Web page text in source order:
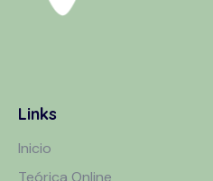
Links
Inicio
Teórica Online